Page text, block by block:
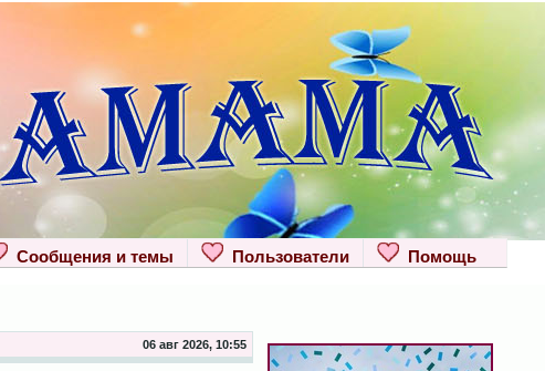
Помощь
Пользователи
Сообщения и темы
06 авг 2026, 10:55